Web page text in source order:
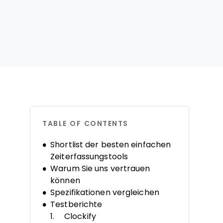
TABLE OF CONTENTS
Shortlist der besten einfachen
Zeiterfassungstools
Warum Sie uns vertrauen
können
Spezifikationen vergleichen
Testberichte
Clockify